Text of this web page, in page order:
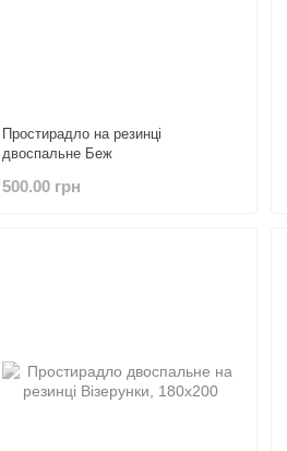
Простирадло на резинці
двоспальне Беж
500.00 грн